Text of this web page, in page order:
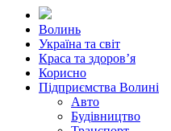
Волинь
Україна та світ
Краса та здоров’я
Корисно
Підприємства Волині
Авто
Будівництво